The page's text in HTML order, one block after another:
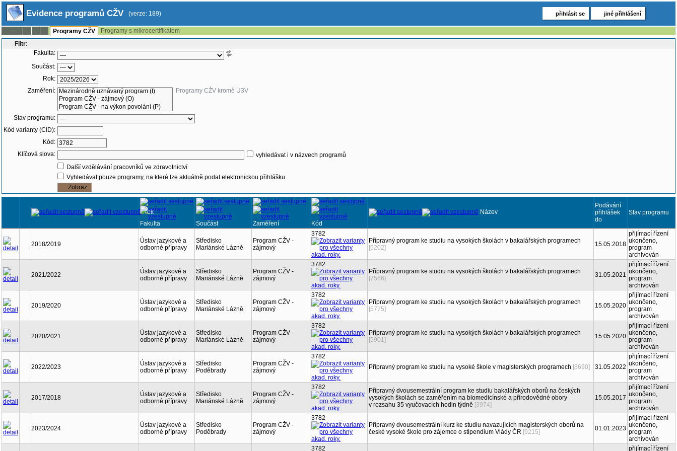
Evidence programů CŽV (verze: 189) přihlásit se jiné přihlášení
--:-- Programy CŽV
Programy s mikrocertifikátem
Filtr:
Fakulta:
Součást:
Rok:
Zaměření:
Programy CŽV kromě U3V
Stav programu:
Kód varianty (CID):
Kód:
Klíčová slova:
vyhledávat i v názvech programů
Další vzdělávání pracovníků ve zdravotnictví
Vyhledávat pouze programy, na které lze aktuálně podat elektronickou přihlášku
Rok
Fakulta
Součást Zaměření Kód
Název
Podávání
přihlášek
do
Stav programu
2018/2019
Ústav jazykové a
odborné přípravy
Středisko
Mariánské Lázně
Program CŽV -
zájmový
3782
Přípravný program ke studiu na vysokých školách v bakalářských programech
[5202]
15.05.2018
přijímací řízení
ukončeno,
program
archivován
2021/2022
Ústav jazykové a
odborné přípravy
Středisko
Mariánské Lázně
Program CŽV -
zájmový
3782
Přípravný program ke studiu na vysokých školách v bakalářských programech
[7566]
31.05.2021
přijímací řízení
ukončeno,
program
archivován
2019/2020
Ústav jazykové a
odborné přípravy
Středisko
Mariánské Lázně
Program CŽV -
zájmový
3782
Přípravný program ke studiu na vysokých školách v bakalářských programech
[5775]
15.05.2020
přijímací řízení
ukončeno,
program
archivován
2020/2021
Ústav jazykové a
odborné přípravy
Středisko
Mariánské Lázně
Program CŽV -
zájmový
3782
Přípravný program ke studiu na vysokých školách v bakalářských programech
[5901]
15.05.2020
přijímací řízení
ukončeno,
program
archivován
2022/2023
Ústav jazykové a
odborné přípravy
Středisko
Poděbrady
Program CŽV -
zájmový
3782
Přípravný program ke studiu na vysoké škole v magisterských programech [8690] 31.05.2022
přijímací řízení
ukončeno,
program
archivován
2017/2018
Ústav jazykové a
odborné přípravy
Středisko
Mariánské Lázně
Program CŽV -
zájmový
3782
Přípravný dvousemestrální program ke studiu bakalářských oborů na českých
vysokých školách se zaměřením na biomedicínské a přírodovědné obory
v rozsahu 35 vyučovacích hodin týdně [3974]
15.05.2017
přijímací řízení
ukončeno,
program
archivován
2023/2024
Ústav jazykové a
odborné přípravy
Středisko
Poděbrady
Program CŽV -
zájmový
3782
Přípravný dvousemestrální kurz ke studiu navazujících magisterských oborů na
české vysoké škole pro zájemce o stipendium Vlády ČR [9215] 01.01.2023
přijímací řízení
ukončeno,
program
archivován
3782
přijímací řízení